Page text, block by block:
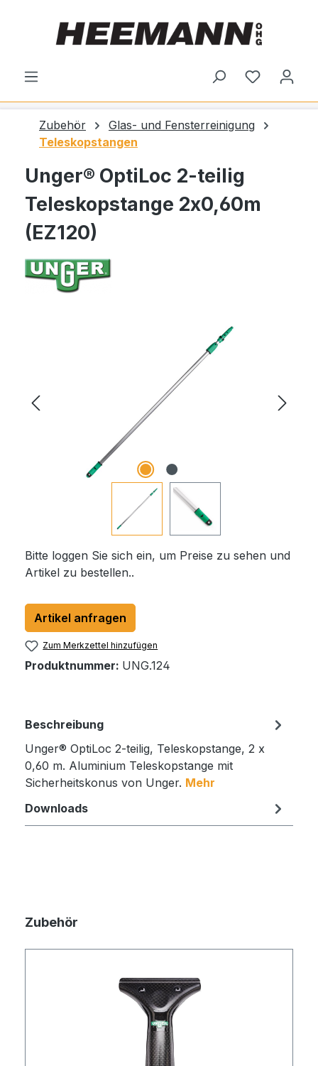
Du hast 0
Zubehör
Glas- und Fensterreinigung
Teleskopstangen
Unger® OptiLoc 2-teilig
Teleskopstange 2x0,60m
(EZ120)
Bitte loggen Sie sich ein, um Preise zu sehen und
Artikel zu bestellen..
Artikel anfragen
Zum Merkzettel hinzufügen
Produktnummer: UNG.124
Beschreibung
Unger® OptiLoc 2-teilig, Teleskopstange, 2 x
0,60 m. Aluminium Teleskopstange mit
Sicherheitskonus von Unger. Mehr
Downloads
Zubehör